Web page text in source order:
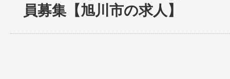
員募集【旭川市の求人】